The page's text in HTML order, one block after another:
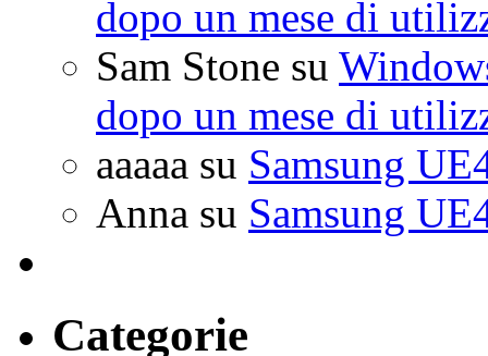
dopo un mese di
Sam Stone su
dopo un mese di
aaaaa su Samsung
Anna su Samsung
Categorie